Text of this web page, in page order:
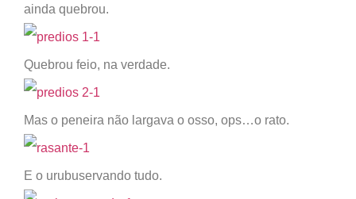
ainda quebrou.
Quebrou feio, na verdade.
Mas o peneira não largava o osso, ops…o rato.
E o urubuservando tudo.